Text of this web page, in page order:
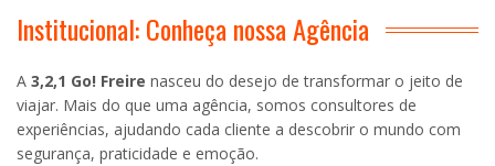
Institucional: Conheça nossa Agência
A 3,2,1 Go! Freire nasceu do desejo de transformar o jeito de
viajar. Mais do que uma agência, somos consultores de
experiências, ajudando cada cliente a descobrir o mundo com
segurança, praticidade e emoção.